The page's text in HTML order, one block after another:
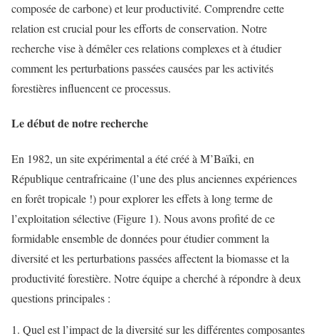
composée de carbone) et leur productivité. Comprendre cette
relation est crucial pour les efforts de conservation. Notre
recherche vise à démêler ces relations complexes et à étudier
comment les perturbations passées causées par les activités
forestières influencent ce processus.
Le début de notre recherche
En 1982, un site expérimental a été créé à M’Baïki, en
République centrafricaine (l’une des plus anciennes expériences
en forêt tropicale !) pour explorer les effets à long terme de
l’exploitation sélective (Figure 1). Nous avons profité de ce
formidable ensemble de données pour étudier comment la
diversité et les perturbations passées affectent la biomasse et la
productivité forestière. Notre équipe a cherché à répondre à deux
questions principales :
Quel est l’impact de la diversité sur les différentes composantes